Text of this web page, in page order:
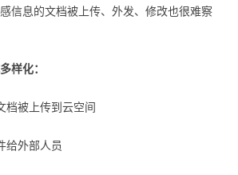
信息的文档被上传、外发、修改也很难察
样化：
档被上传到云空间
给外部人员